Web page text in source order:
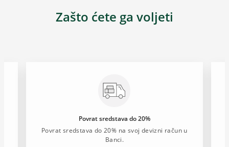
Zašto ćete ga voljeti
Povrat sredstava do 20%
Povrat sredstava do 20% na svoj devizni račun u
Banci.